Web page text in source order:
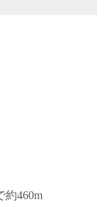
約460m